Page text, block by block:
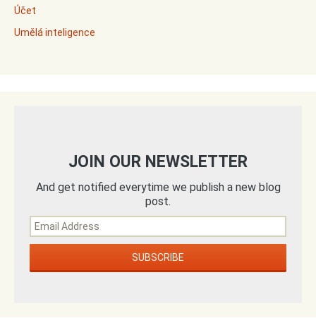
Účet
Umělá inteligence
JOIN OUR NEWSLETTER
And get notified everytime we publish a new blog
post.